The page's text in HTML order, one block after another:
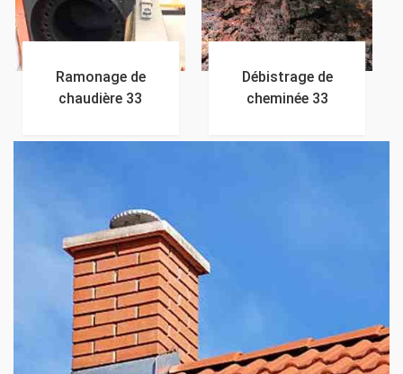
Ramonage de
chaudière 33
Débistrage de
cheminée 33